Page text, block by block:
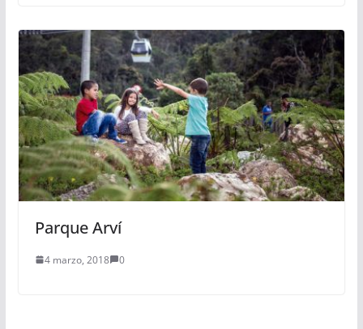
Parque Arví
4 marzo, 2018 0